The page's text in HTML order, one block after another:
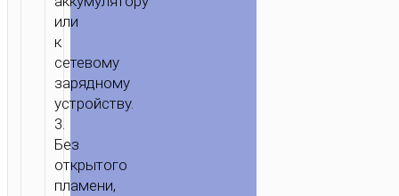
или
к
сетевому
зарядному
устройству.
3.
Без
открытого
пламени,